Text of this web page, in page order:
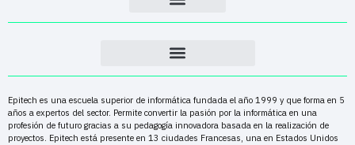
Epitech es una escuela superior de informática fundada el año 1999 y que forma en 5
años a expertos del sector. Permite convertir la pasión por la informática en una
profesión de futuro gracias a su pedagogía innovadora basada en la realización de
proyectos. Epitech está presente en 13 ciudades Francesas, una en Estados Unidos